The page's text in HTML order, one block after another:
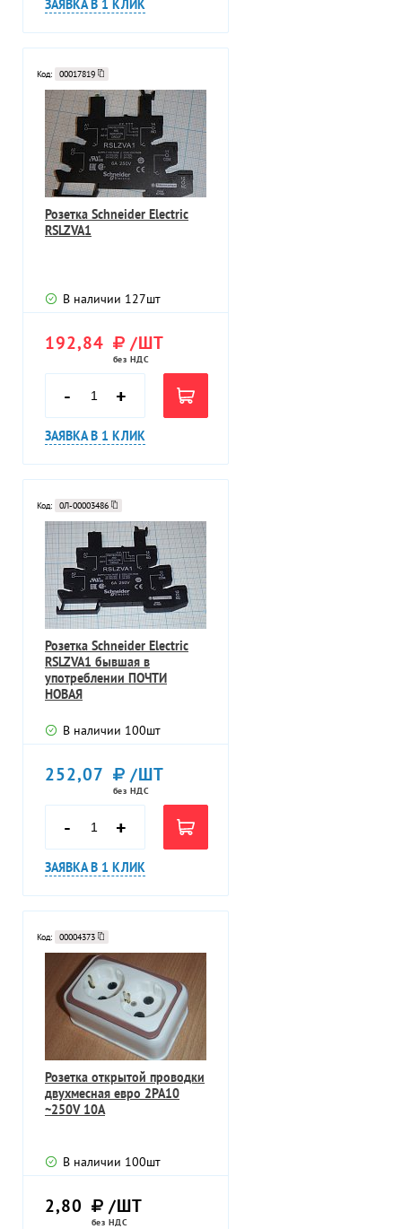
ЗАЯВКА В 1 КЛИК
Код: 00017819
Розетка Schneider Electric
RSLZVA1
В наличии 127шт
192,84 /ШТ
без НДС
- +
ЗАЯВКА В 1 КЛИК
Код: 0Л-00003486
Розетка Schneider Electric
RSLZVA1 бывшая в
употреблении ПОЧТИ
НОВАЯ
В наличии 100шт
252,07 /ШТ
без НДС
- +
ЗАЯВКА В 1 КЛИК
Код: 00004373
Розетка открытой проводки
двухмесная евро 2РА10
~250V 10A
В наличии 100шт
2,80 /ШТ
без НДС